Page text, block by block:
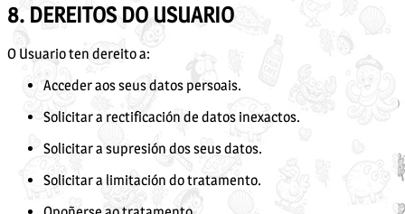
8. DEREITOS DO USUARIO
O Usuario ten dereito a:
Acceder aos seus datos persoais.
Solicitar a rectificación de datos inexactos.
Solicitar a supresión dos seus datos.
Solicitar a limitación do tratamento.